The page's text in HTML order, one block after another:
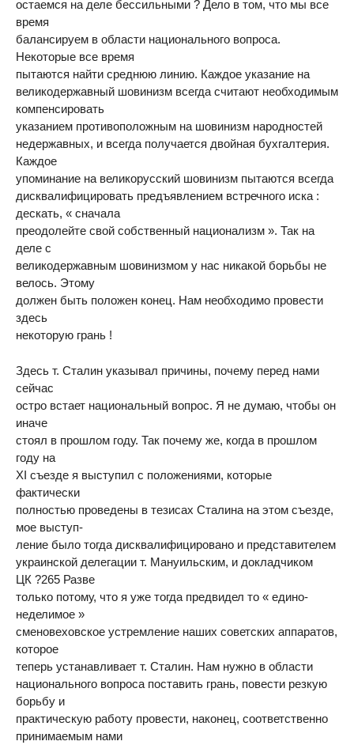
остаемся на деле бессильными ? Дело в том, что мы все
время
балансируем в области национального вопроса.
Некоторые все время
пытаются найти среднюю линию. Каждое указание на
великодержавный шовинизм всегда считают необходимым
компенсировать
указанием противоположным на шовинизм народностей
недержавных, и всегда получается двойная бухгалтерия.
Каждое
упоминание на великорусский шовинизм пытаются всегда
дисквалифицировать предъявлением встречного иска :
дескать, « сначала
преодолейте свой собственный национализм ». Так на
деле с
великодержавным шовинизмом у нас никакой борьбы не
велось. Этому
должен быть положен конец. Нам необходимо провести
здесь
некоторую грань !
Здесь т. Сталин указывал причины, почему перед нами
сейчас
остро встает национальный вопрос. Я не думаю, чтобы он
иначе
стоял в прошлом году. Так почему же, когда в прошлом
году на
XI съезде я выступил с положениями, которые
фактически
полностью проведены в тезисах Сталина на этом съезде,
мое выступ-
ление было тогда дисквалифицировано и представителем
украинской делегации т. Мануильским, и докладчиком
ЦК ?265 Разве
только потому, что я уже тогда предвидел то « едино-
неделимое »
сменовеховское устремление наших советских аппаратов,
которое
теперь устанавливает т. Сталин. Нам нужно в области
национального вопроса поставить грань, повести резкую
борьбу и
практическую работу провести, наконец, соответственно
принимаемым нами